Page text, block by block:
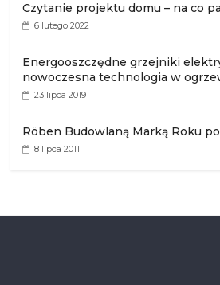
Czytanie projektu domu – na co
6 lutego 2022
Energooszczędne grzejniki
nowoczesna technologia w
23 lipca 2019
Röben Budowlaną Marką Roku
8 lipca 2011